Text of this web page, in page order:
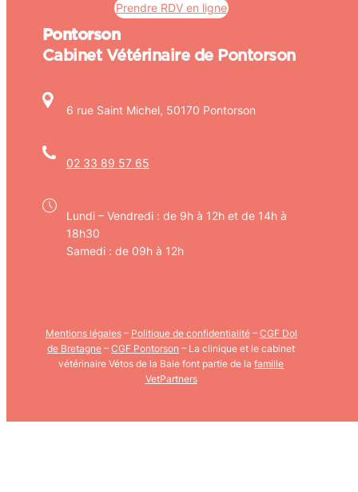
Prendre RDV en ligne
Pontorson
Cabinet Vétérinaire de Pontorson
6 rue Saint Michel, 50170 Pontorson
02 33 89 57 65
Lundi – Vendredi : de 9h à 12h et de 14h à
18h30
Samedi : de 09h à 12h
Mentions légales– Politique de confidentialité– CGF Dol
de Bretagne –CGF Pontorson – La clinique et le cabinet
vétérinaire Vétos de la Baie font partie de lafamille
VetPartners